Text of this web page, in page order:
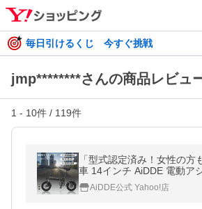
毎日引けるくじ 今すぐ挑戦
jmp********さんの商品レビュ
1 - 10件 / 119件
「型式認定済み！女性の方
車 14インチ AiDDE 電動ア
りたたみ アシストレベル5
行距離80km
AiDDE公式 Yahoo!店